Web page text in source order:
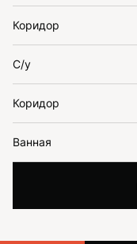
Коридор
С/у
Коридор
Ванная